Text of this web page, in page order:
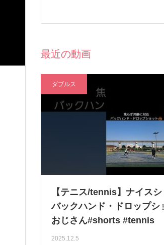
最近の動画
ダブルス
【テニス/tennis】ナイス
バックハンド・ドロップシ
おじさん#shorts #tennis
2025.12.5